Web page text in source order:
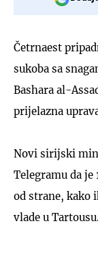
Četrnaest
sukoba sa
Bashara al-
prijelazna
Novi sirijski
Telegramu da
od strane, kako
vlade u Tartousu.